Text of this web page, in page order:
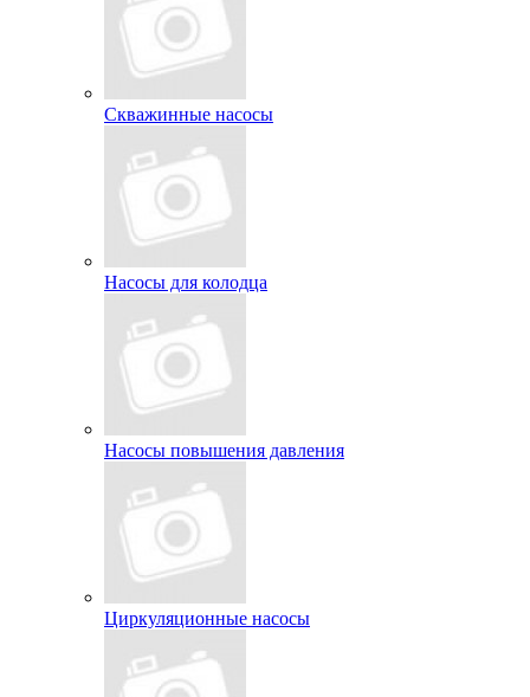
Скважинные насосы
Насосы для колодца
Насосы повышения давления
Циркуляционные насосы